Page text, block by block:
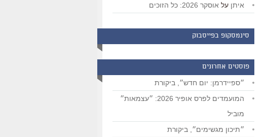
איתן על אוסקר 2026: כל הזוכים
סינמסקופ בפייסבוק
פוסטים אחרונים
״ספיידרמן: יום חדש״, ביקורת
המועמדים לפרס אופיר 2026: ״עצמאות״
מוביל
״תיכון מגשימים״, ביקורת